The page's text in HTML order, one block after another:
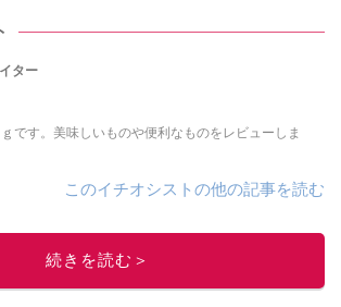
ター
です。美味しいものや便利なものをレビューしま
このイチオシストの他の記事を読む
続きを読む＞